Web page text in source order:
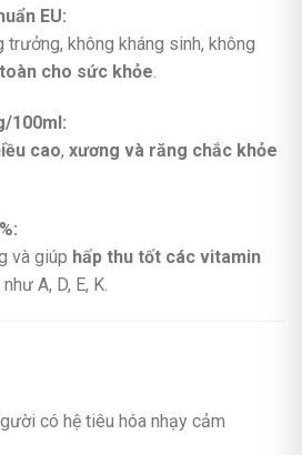
EU:
trưởng, không kháng sinh, không
cho sức khỏe.
100ml:
cao, xương và răng chắc khỏe
và giúp hấp thu tốt các vitamin
như A, D, E, K.
có hệ tiêu hóa nhạy cảm